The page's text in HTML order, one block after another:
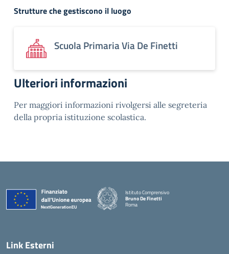
Strutture che gestiscono il luogo
Scuola Primaria Via De Finetti
Ulteriori informazioni
Per maggiori informazioni rivolgersi alle segreteria
della propria istituzione scolastica.
Istituto Comprensivo
Bruno De Finetti
Roma
Link Esterni